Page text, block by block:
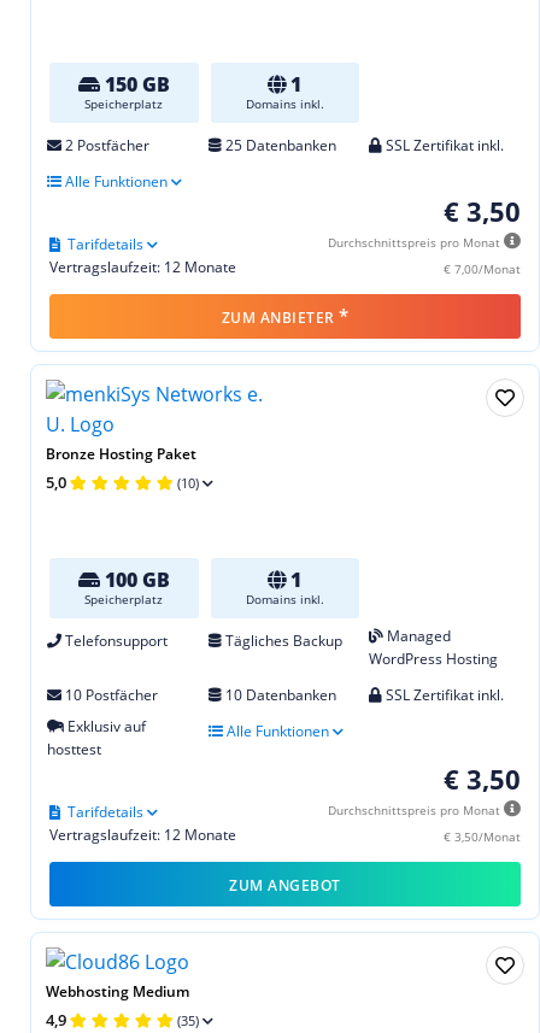
150 GB
Speicherplatz
1
Domains inkl.
2 Postfächer 25 Datenbanken
SSL Zertifikat inkl.
Alle Funktionen
€ 3,50
Durchschnittspreis pro Monat
€ 7,00/Monat
Vertragslaufzeit: 12 Monate
Tarifdetails
ZUM ANBIETER *
Bronze Hosting Paket
5,0 (10)
100 GB
Speicherplatz
1
Domains inkl.
Telefonsupport Tägliches Backup
Managed
WordPress Hosting
10 Postfächer
10 Datenbanken
SSL Zertifikat inkl.
Exklusiv auf
hosttest
Alle Funktionen
€ 3,50
Durchschnittspreis pro Monat
€ 3,50/Monat
Vertragslaufzeit: 12 Monate
Tarifdetails
ZUM ANGEBOT
Webhosting Medium
4,9 (35)